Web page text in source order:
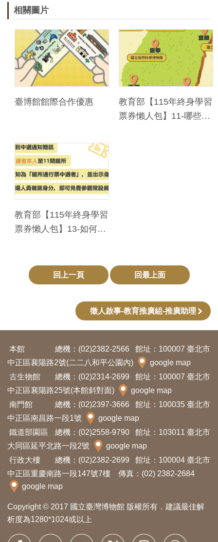
站
導
覽
glis
h
日
本
語
Ba
on
esi
a
ng
Việ
t
相關圖片
臺博館館際合作優惠
教育部【115年終身學習
票券懶人包】11-哪些地
教育部【115年終身學習
票券懶人包】13-如何使
回上一頁 回最上面
徵人啟事-教育推廣組-推廣助理
本館 總機：(02)2382-2566
館址：100007 臺北市
中正區襄陽路2號(二二八和平公園內)
google map
古生物館
總機：(02)2314-2699
館址：100007 臺北市
中正區襄陽路25號(本館斜對面)
google map
南門館
總機：(02)2397-3666
館址：100035 臺北市
中正區南昌路一段1號
google map
鐵道部園區
總機：(02)2558-9790
館址：103011 臺北市
大同區延平北路一段2號
google map
行政大樓
總機：(02)2382-2699
館址：100004 臺北市
中正區重慶南路一段147號7樓 傳真：(02) 2382-2684
google map
Copyright © 2017 國立臺灣博物館 版權所有．建議最佳解
析度為1280*1024或以上